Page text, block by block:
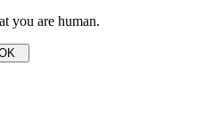
you are human.